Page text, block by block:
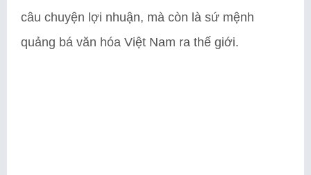
câu chuyện lợi nhuận, mà còn là sứ mệnh
quảng bá văn hóa Việt Nam ra thế giới.